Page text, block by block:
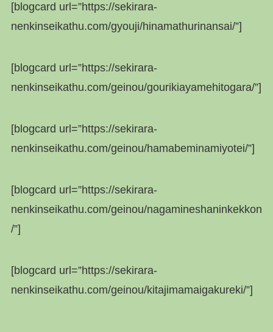
[blogcard url=”https://sekirara-
nenkinseikathu.com/gyouji/hinamathurinansai/”]
[blogcard url=”https://sekirara-
nenkinseikathu.com/geinou/gourikiayamehitogara/”]
[blogcard url=”https://sekirara-
nenkinseikathu.com/geinou/hamabeminamiyotei/”]
[blogcard url=”https://sekirara-
nenkinseikathu.com/geinou/nagamineshaninkekkon
/”]
[blogcard url=”https://sekirara-
nenkinseikathu.com/geinou/kitajimamaigakureki/”]